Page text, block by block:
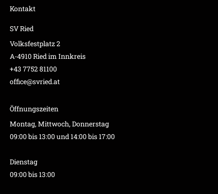
Kontakt
SV Ried
Volksfestplatz 2
A-4910 Ried im Innkreis
+43 7752 81100
office@svried.at
Öffnungszeiten
Montag, Mittwoch, Donnerstag
09:00 bis 13:00 und 14:00 bis 17:00
Dienstag
09:00 bis 13:00